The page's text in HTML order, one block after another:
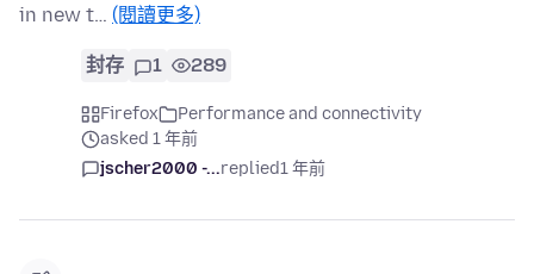
in new t… (閱讀更多)
封存 1 289
Firefox
Performance and connectivity
asked 1 年前
jscher2000 -...replied1 年前